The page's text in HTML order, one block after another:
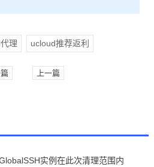
理 ucloud推荐返利
上一篇
实例在此次清理范围内